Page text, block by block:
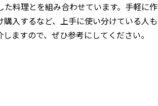
料理とを組み合わせています。手軽に作
入するなど、上手に使い分けている人も
ますので、ぜひ参考にしてください。